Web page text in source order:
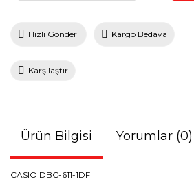
Hızlı Gönderi Kargo Bedava
Karşılaştır
Ürün Bilgisi Yorumlar (0)
CASIO DBC-611-1DF